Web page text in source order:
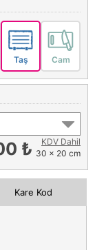
Taş Cam
₺
KDV Dahil
30 x 20 cm
Kare Kod